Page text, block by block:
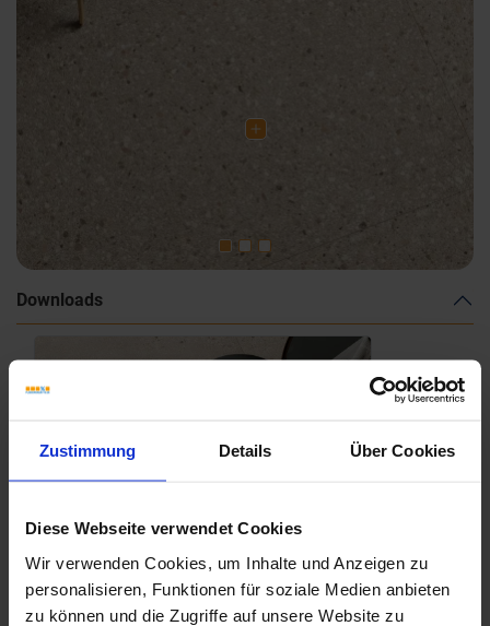
Zustimmung Details Über Cookies
Diese Webseite verwendet Cookies
Wir verwenden Cookies, um Inhalte und Anzeigen zu
personalisieren, Funktionen für soziale Medien anbieten
zu können und die Zugriffe auf unsere Website zu
Downloads